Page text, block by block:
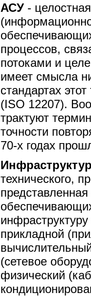
АСУ -
процессов,
потоками и
имеет смысла
стандартах
(ISO 12207).
трактуют
точности
70-х годах
технического,
прикладной
(сетевое
физический